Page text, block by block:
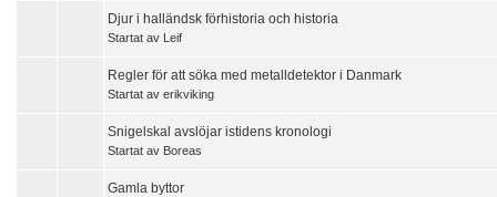
Djur i halländsk förhistoria och historia
Startat av Leif
Regler för att söka med metalldetektor i Danmark
Startat av erikviking
Snigelskal avslöjar istidens kronologi
Startat av Boreas
Gamla byttor